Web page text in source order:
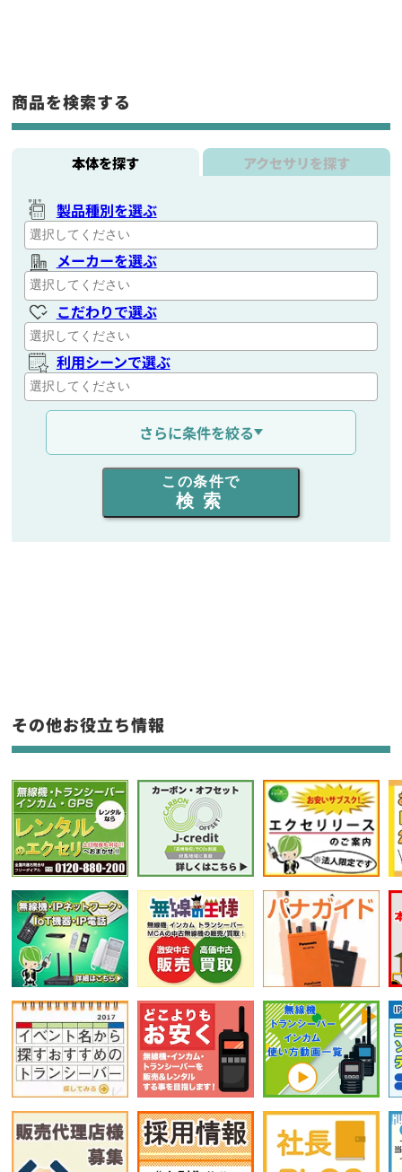
商品を検索する
本体を探す アクセサリを探す
製品種別を選ぶ
メーカーを選ぶ
こだわりで選ぶ
利用シーンで選ぶ
通信距離を選ぶ
出力を選ぶ
同時通話人数を選ぶ
フリーワード入力(製品名等)
選択条件をリセット
さらに条件を絞る
この条件で
検索
その他お役立ち情報